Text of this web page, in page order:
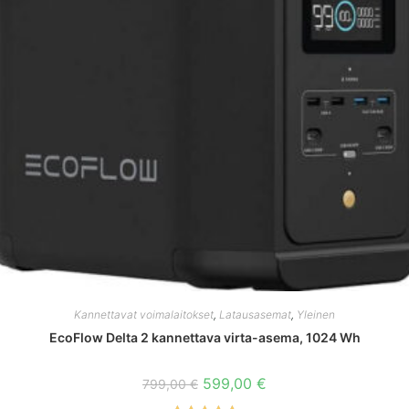
Kannettavat voimalaitokset, Latausasemat, Yleinen
EcoFlow Delta 2 kannettava virta-asema, 1024 Wh
799,00€ Alkuperäinen
hinta
599,00 €